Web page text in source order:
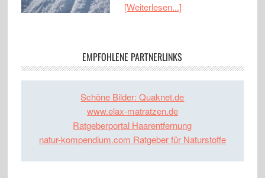
[Weiterlesen...]
EMPFOHLENE PARTNERLINKS
Schöne Bilder: Quaknet.de
www.elax-matratzen.de
Ratgeberportal Haarentfernung
natur-kompendium.com Ratgeber für Naturstoffe